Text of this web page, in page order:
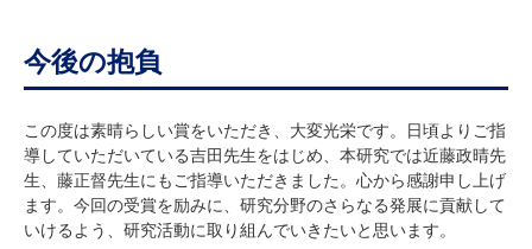
今後の抱負
この度は素晴らしい賞をいただき、大変光栄です。日頃よりご指
導していただいている吉田先生をはじめ、本研究では近藤政晴先
生、藤正督先生にもご指導いただきました。心から感謝申し上げ
ます。今回の受賞を励みに、研究分野のさらなる発展に貢献して
いけるよう、研究活動に取り組んでいきたいと思います。